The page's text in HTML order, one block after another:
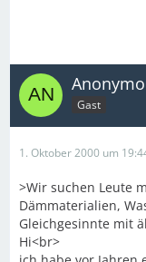
Gast
1. Oktober 2000 um
>Wir suchen Leute
Dämmaterialien,
Gleichgesinnte mit
Hi<br>